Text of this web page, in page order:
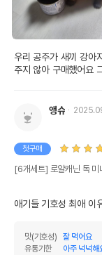
우리 공주가 새끼 강아
주지 않아 구매했어요
앵슈
첫구매
[6개세트] 로얄캐닌 독
애기들 기호성 최애 이
맛(기호성)
잘 먹어요
유통기한
아주 넉넉해